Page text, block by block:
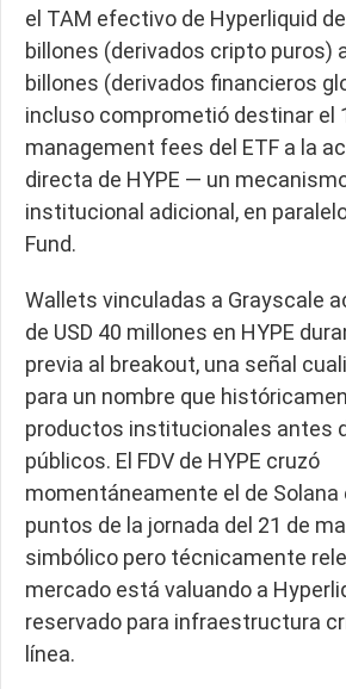
el TAM efectivo de Hyperliquid
billones (derivados cripto puros)
billones (derivados financieros
incluso comprometió destinar el
management fees del ETF a la
directa de HYPE — un
institucional adicional, en
Fund.
Wallets vinculadas a Grayscale
de USD 40 millones en HYPE
previa al breakout, una señal
para un nombre que
productos institucionales antes
públicos. El FDV de HYPE cruzó
momentáneamente el de Solana
puntos de la jornada del 21 de
simbólico pero técnicamente
mercado está valuando a
reservado para infraestructura
línea.